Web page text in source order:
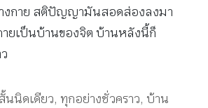
างกาย สติปัญญามันสอดส่องลงมา
ายเป็นบ้านของจิต บ้านหลังนี้ก็
นิดเดียว, ทุกอย่างชั่วคราว, บ้าน